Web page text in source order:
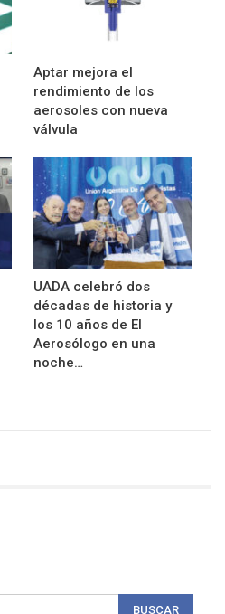
Aptar mejora el
rendimiento de los
aerosoles con nueva
válvula
UADA celebró dos
décadas de historia y
los 10 años de El
Aerosólogo en una
noche…